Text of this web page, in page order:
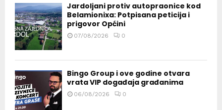
Jardoljani protiv autopraonice kod
Belamionixa: Potpisana peticija i
prigovor Općini
07/08/2026 0
Bingo Group i ove godine otvara
vrata VIP događaja građanima
06/08/2026 0